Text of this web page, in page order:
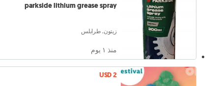
parkside lithium grease spray
زيتون, طرابلس
منذ ١ يوم
USD 2